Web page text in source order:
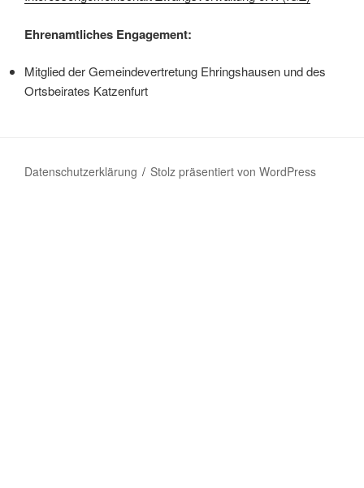
Ehrenamtliches Engagement:
Mitglied der Gemeindevertretung Ehringshausen und des
Ortsbeirates Katzenfurt
Datenschutzerklärung Stolz präsentiert von WordPress